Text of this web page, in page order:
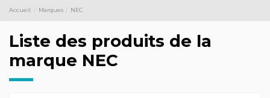
Accueil Marques NEC
Liste des produits de la
marque NEC